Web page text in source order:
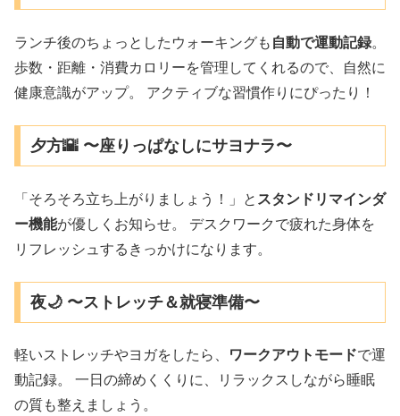
ランチ後のちょっとしたウォーキングも 自動で運動記録。
歩数・距離・消費カロリーを管理してくれるので、自然に
健康意識がアップ。 アクティブな習慣作りにぴったり！
夕方🌇 〜座りっぱなしにサヨナラ〜
「そろそろ立ち上がりましょう！」と スタンドリマインダ
ー機能が優しくお知らせ。 デスクワークで疲れた身体を
リフレッシュするきっかけになります。
夜🌙 〜ストレッチ＆就寝準備〜
軽いストレッチやヨガをしたら、 ワークアウトモードで運
動記録。 一日の締めくくりに、リラックスしながら睡眠
の質も整えましょう。